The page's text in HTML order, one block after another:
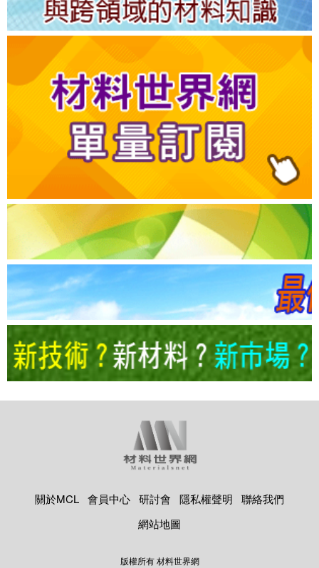
關於MCL 會員中心 研討會 隱私權聲明
聯絡我們
網站地圖
版權所有 材料世界網